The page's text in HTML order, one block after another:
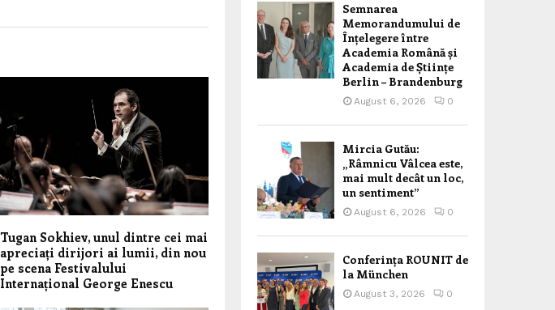
Tugan Sokhiev, unul dintre cei mai
apreciați dirijori ai lumii, din nou
pe scena Festivalului
Internațional George Enescu
Semnarea
Memorandumului de
Înțelegere între
Academia Română și
Academia de Științe
Berlin – Brandenburg
August 6, 2026 0
Mircia Gutău:
„Râmnicu Vâlcea este,
mai mult decât un loc,
un sentiment”
August 6, 2026 0
Conferința ROUNIT de
la München
August 3, 2026 0